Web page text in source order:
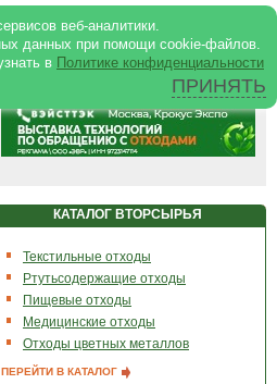
веб-аналитики.
данных при помощи cookie-файлов.
в Политике конфиденциальности
ПРИНЯТЬ
КАТАЛОГ ВТОРСЫРЬЯ
Текстильные отходы
Ртутьсодержащие отходы
Пищевые отходы
Медицинские отходы
Отходы цветных металлов
ПЕРЕЙТИ В КАТАЛОГ